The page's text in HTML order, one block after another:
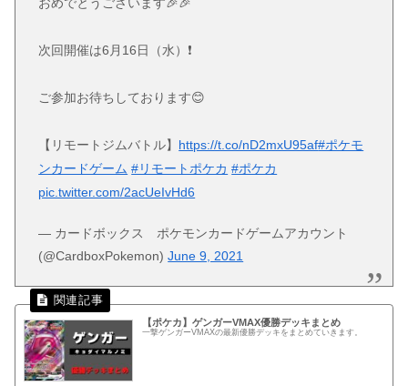
おめでとうございます🎉🎉
次回開催は6月16日（水）❗️
ご参加お待ちしております😊
【リモートジムバトル】 https://t.co/nD2mxU95af#ポケモ
ンカードゲーム #リモートポケカ #ポケカ
pic.twitter.com/2acUeIvHd6
— カードボックス ポケモンカードゲームアカウント
(@CardboxPokemon)June 9, 2021
【ポケカ】ゲンガーVMAX優勝デッキまとめ
一撃ゲンガーVMAXの最新優勝デッキをまとめていきます。